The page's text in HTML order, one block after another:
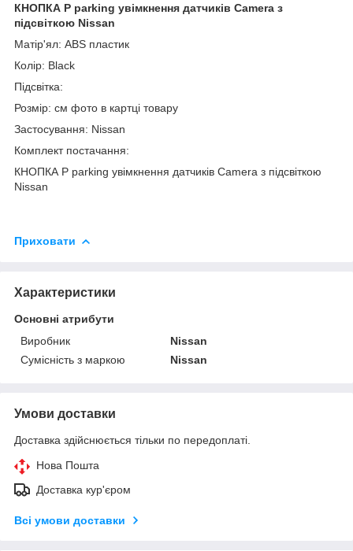
КНОПКА P parking увімкнення датчиків Camera з
підсвіткою Nissan
Матір'ял: ABS пластик
Колір: Black
Підсвітка:
Розмір: см фото в картці товару
Застосування: Nissan
Комплект постачання:
КНОПКА P parking увімкнення датчиків Camera з підсвіткою
Nissan
Приховати
Характеристики
Основні атрибути
Виробник
Nissan
Сумісність з маркою
Nissan
Умови доставки
Доставка здійснюється тільки по передоплаті.
Нова Пошта
Доставка кур'єром
Всі умови доставки